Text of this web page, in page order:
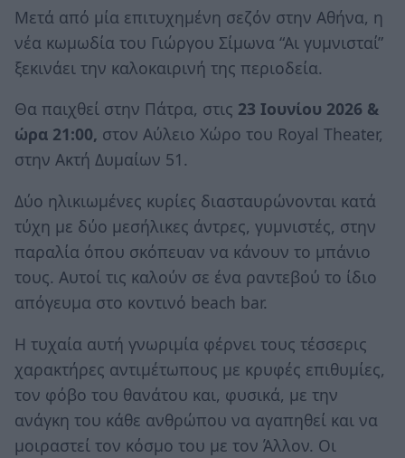
Μετά από μία επιτυχημένη σεζόν στην Αθήνα, η
νέα κωμωδία του Γιώργου Σίμωνα “Αι γυμνισταί”
ξεκινάει την καλοκαιρινή της περιοδεία.
Θα παιχθεί στην Πάτρα, στις 23 Ιουνίου 2026 &
ώρα 21:00, στον Αύλειο Χώρο του Royal Theater,
στην Ακτή Δυμαίων 51.
Δύο ηλικιωμένες κυρίες διασταυρώνονται κατά
τύχη με δύο μεσήλικες άντρες, γυμνιστές, στην
παραλία όπου σκόπευαν να κάνουν το μπάνιο
τους. Αυτοί τις καλούν σε ένα ραντεβού το ίδιο
απόγευμα στο κοντινό beach bar.
Η τυχαία αυτή γνωριμία φέρνει τους τέσσερις
χαρακτήρες αντιμέτωπους με κρυφές επιθυμίες,
τον φόβο του θανάτου και, φυσικά, με την
ανάγκη του κάθε ανθρώπου να αγαπηθεί και να
μοιραστεί τον κόσμο του με τον Άλλον. Οι